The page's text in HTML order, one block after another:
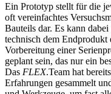
Ein Prototyp stellt für die
oft vereinfachtes
Bauteils dar. Es kann
technisch dem Endprodukt
Vorbereitung einer
geplant sein, das nur ein
Das FLEX.Team hat
Erfahrungen gesammelt